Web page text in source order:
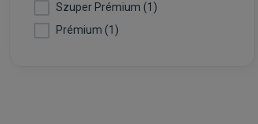
Szuper Prémium (1)
Prémium (1)